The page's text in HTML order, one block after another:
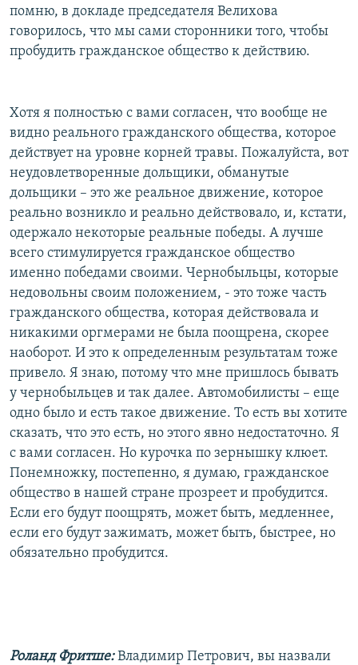
помню, в докладе председателя Велихова
говорилось, что мы сами сторонники того, чтобы
пробудить гражданское общество к действию.
Хотя я полностью с вами согласен, что вообще не
видно реального гражданского общества, которое
действует на уровне корней травы. Пожалуйста, вот
неудовлетворенные дольщики, обманутые
дольщики – это же реальное движение, которое
реально возникло и реально действовало, и, кстати,
одержало некоторые реальные победы. А лучше
всего стимулируется гражданское общество
именно победами своими. Чернобыльцы, которые
недовольны своим положением, - это тоже часть
гражданского общества, которая действовала и
никакими оргмерами не была поощрена, скорее
наоборот. И это к определенным результатам тоже
привело. Я знаю, потому что мне пришлось бывать
у чернобыльцев и так далее. Автомобилисты – еще
одно было и есть такое движение. То есть вы хотите
сказать, что это есть, но этого явно недостаточно. Я
с вами согласен. Но курочка по зернышку клюет.
Понемножку, постепенно, я думаю, гражданское
общество в нашей стране прозреет и пробудится.
Если его будут поощрять, может быть, медленнее,
если его будут зажимать, может быть, быстрее, но
обязательно пробудится.
Роланд Фритше: Владимир Петрович, вы назвали